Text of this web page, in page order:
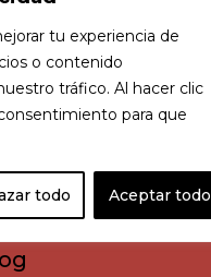
tu experiencia de
o contenido
tráfico. Al hacer clic
para que
todo Aceptar todo
Spain 11407
horario >